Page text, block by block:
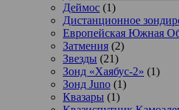
Деймос (1)
Дистанционное
Европейская Южная
Затмения (2)
Звезды (21)
Зонд «Хаябус-2» (1)
Зонд Juno (1)
Квазары (1)